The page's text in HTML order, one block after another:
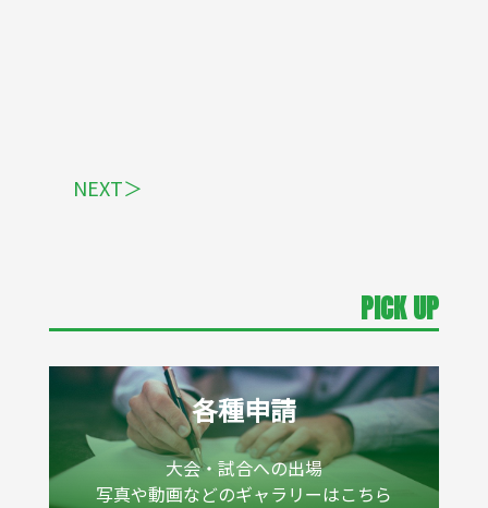
NEXT＞
PICK UP
各種申請
大会・試合への出場
写真や動画などのギャラリーはこちら